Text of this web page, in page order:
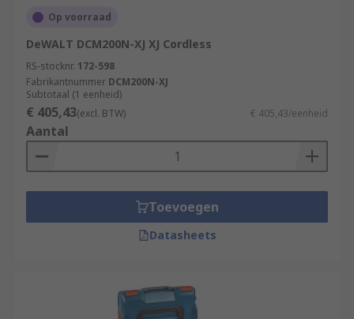
Op voorraad
DeWALT DCM200N-XJ XJ Cordless
RS-stocknr. 172-598
Fabrikantnummer DCM200N-XJ
Subtotaal (1 eenheid)
€ 405,43(excl. BTW) € 405,43/eenheid
Aantal
Toevoegen
Datasheets